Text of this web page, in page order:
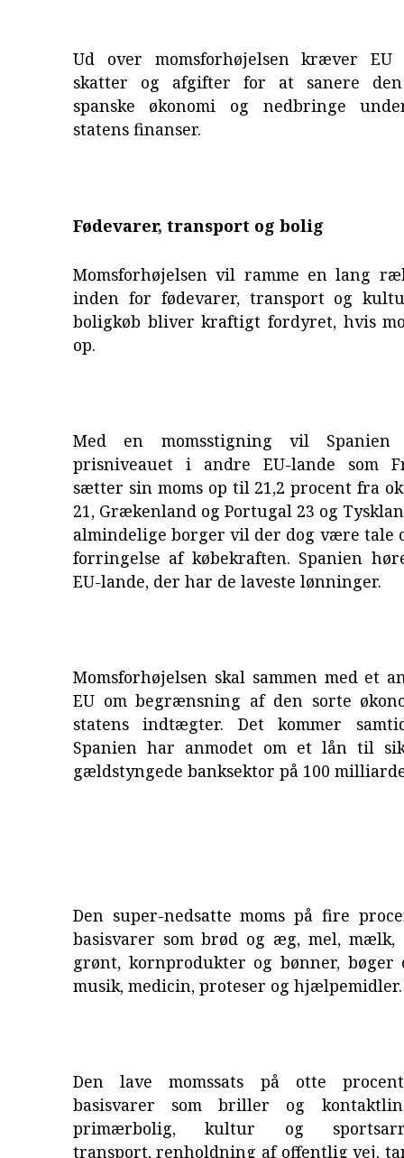
Ud over momsforhøjelsen kræver EU
skatter og afgifter for at sanere den
spanske økonomi og nedbringe
statens finanser.
Fødevarer, transport og bolig
Momsforhøjelsen vil ramme en lang
inden for fødevarer, transport og
boligkøb bliver kraftigt fordyret, hvis
op.
Med en momsstigning vil
prisniveauet i andre EU-lande som
sætter sin moms op til 21,2 procent fra
21, Grækenland og Portugal 23 og
almindelige borger vil der dog være tale
forringelse af købekraften. Spanien
EU-lande, der har de laveste lønninger.
Momsforhøjelsen skal sammen med et
EU om begrænsning af den sorte
statens indtægter. Det kommer
Spanien har anmodet om et lån til
gældstyngede banksektor på 100
Den super-nedsatte moms på fire
basisvarer som brød og æg, mel, mælk,
grønt, kornprodukter og bønner, bøger
musik, medicin, proteser og hjælpemidler.
Den lave momssats på otte
basisvarer som briller og
primærbolig, kultur og
transport, renholdning af offentlig vej,